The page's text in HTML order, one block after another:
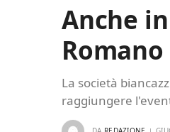
Anche
La società
raggiungere